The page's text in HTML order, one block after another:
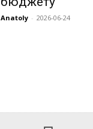
Anatoly - 2026-06-24